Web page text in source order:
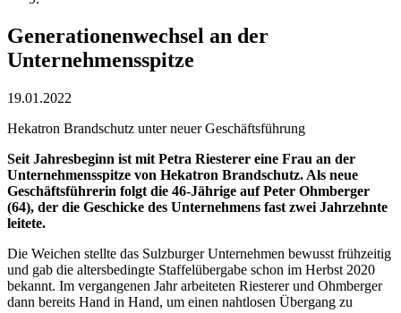
Generationenwechsel an der
Unternehmensspitze
19.01.2022
Hekatron Brandschutz unter neuer Geschäftsführung
Seit Jahresbeginn ist mit Petra Riesterer eine Frau an der
Unternehmensspitze von Hekatron Brandschutz. Als neue
Geschäftsführerin folgt die 46-Jährige auf Peter Ohmberger
(64), der die Geschicke des Unternehmens fast zwei Jahrzehnte
leitete.
Die Weichen stellte das Sulzburger Unternehmen bewusst frühzeitig
und gab die altersbedingte Staffelübergabe schon im Herbst 2020
bekannt. Im vergangenen Jahr arbeiteten Riesterer und Ohmberger
dann bereits Hand in Hand, um einen nahtlosen Übergang zu